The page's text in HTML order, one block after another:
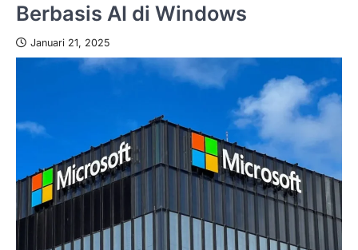
Berbasis AI di Windows
Januari 21, 2025